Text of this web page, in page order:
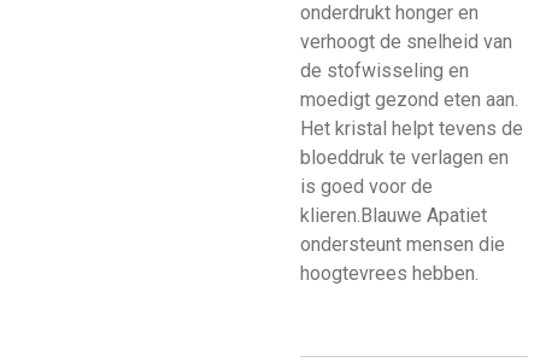
onderdrukt honger en
verhoogt de snelheid van
de stofwisseling en
moedigt gezond eten aan.
Het kristal helpt tevens de
bloeddruk te verlagen en
is goed voor de
klieren.Blauwe Apatiet
ondersteunt mensen die
hoogtevrees hebben.